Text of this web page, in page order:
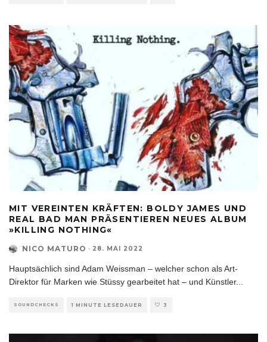
MIT VEREINTEN KRÄFTEN: BOLDY JAMES UND
REAL BAD MAN PRÄSENTIEREN NEUES ALBUM
»KILLING NOTHING«
NICO MATURO · 28. MAI 2022
Hauptsächlich sind Adam Weissman – welcher schon als Art-
Direktor für Marken wie Stüssy gearbeitet hat – und Künstler...
SOUNDCHECKS 1 MINUTE LESEDAUER 3